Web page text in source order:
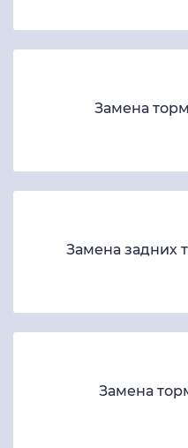
Замена
Замена задних
Замена